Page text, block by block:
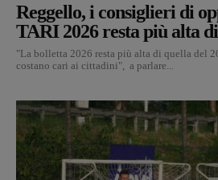
Reggello, i consiglieri di
TARI 2026 resta più alta
"La bolletta 2026 resta più alta di quella del
costano cari ai cittadini", a parlare...